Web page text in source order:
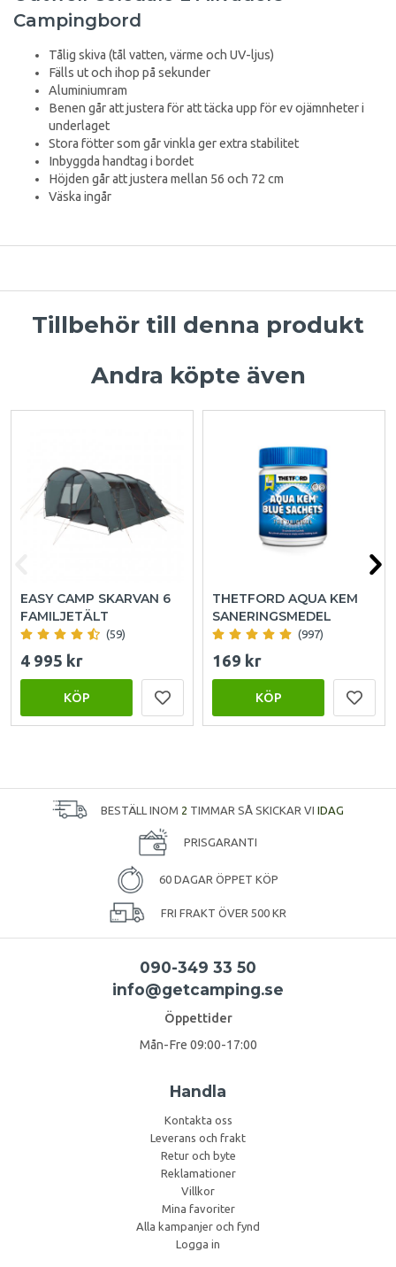
Campingbord
Tålig skiva (tål vatten, värme och UV-ljus)
Fälls ut och ihop på sekunder
Aluminiumram
Benen går att justera för att täcka upp för ev ojämnheter i
underlaget
Stora fötter som går vinkla ger extra stabilitet
Inbyggda handtag i bordet
Höjden går att justera mellan 56 och 72 cm
Väska ingår
Tillbehör till denna produkt
Andra köpte även
EASY CAMP SKARVAN 6
FAMILJETÄLT
(59)
4 995 kr
KÖP
THETFORD AQUA KEM
SANERINGSMEDEL
(997)
169 kr
KÖP
BESTÄLL INOM 2 TIMMAR SÅ SKICKAR VI IDAG
PRISGARANTI
60 DAGAR ÖPPET KÖP
FRI FRAKT ÖVER 500 KR
090-349 33 50
info@getcamping.se
Öppettider
Mån-Fre 09:00-17:00
Handla
Kontakta oss
Leverans och frakt
Retur och byte
Reklamationer
Villkor
Mina favoriter
Alla kampanjer och fynd
Logga in